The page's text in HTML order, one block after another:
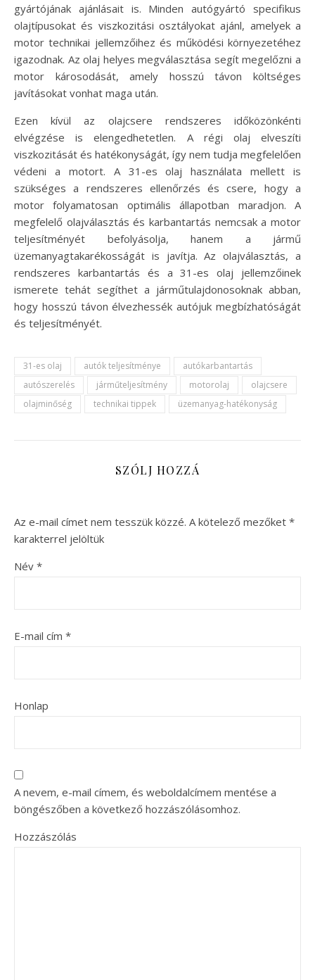
gyártójának ajánlásait is. Minden autógyártó specifikus
olajtípusokat és viszkozitási osztályokat ajánl, amelyek a
motor technikai jellemzőihez és működési környezetéhez
igazodnak. Az olaj helyes megválasztása segít megelőzni a
motor károsodását, amely hosszú távon költséges
javításokat vonhat maga után.
Ezen kívül az olajcsere rendszeres időközönkénti
elvégzése is elengedhetetlen. A régi olaj elveszíti
viszkozitását és hatékonyságát, így nem tudja megfelelően
védeni a motort. A 31-es olaj használata mellett is
szükséges a rendszeres ellenőrzés és csere, hogy a
motor folyamatosan optimális állapotban maradjon. A
megfelelő olajválasztás és karbantartás nemcsak a motor
teljesítményét befolyásolja, hanem a jármű
üzemanyagtakarékosságát is javítja. Az olajválasztás, a
rendszeres karbantartás és a 31-es olaj jellemzőinek
ismerete tehát segíthet a járműtulajdonosoknak abban,
hogy hosszú távon élvezhessék autójuk megbízhatóságát
és teljesítményét.
31-es olaj autók teljesítménye
autókarbantartás
autószerelés
járműteljesítmény motorolaj
olajcsere
olajminőség
technikai tippek üzemanyag-hatékonyság
SZÓLJ HOZZÁ
Az e-mail címet nem tesszük közzé. A kötelező mezőket *
karakterrel jelöltük
Név *
E-mail cím *
Honlap
A nevem, e-mail címem, és weboldalcímem mentése a
böngészőben a következő hozzászólásomhoz.
Hozzászólás